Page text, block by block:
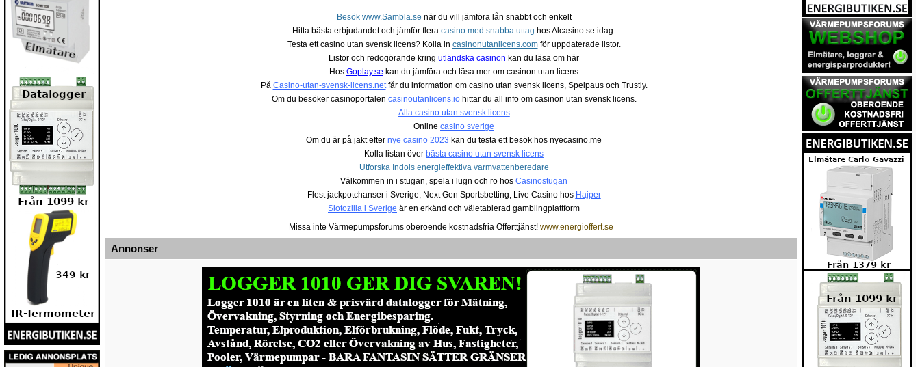
Besök www.Sambla.se när du vill jämföra lån snabbt och enkelt
Hitta bästa erbjudandet och jämför flera casino med snabba uttag hos Alcasino.se idag.
Testa ett casino utan svensk licens? Kolla in casinonutanlicens.comför uppdaterade listor.
Listor och redogörande kring utländska casinon kan du läsa om här
Hos Goplay.se kan du jämföra och läsa mer om casinon utan licens
På Casino-utan-svensk-licens.netfår du information om casino utan svensk licens, Spelpaus och Trustly.
Om du besöker casinoportalen casinoutanlicens.iohittar du all info om casinon utan svensk licens.
Alla casino utan svensk licens
Online casino sverige
Om du är på jakt efter nye casino 2023 kan du testa ett besök hos nyecasino.me
Kolla listan över bästa casino utan svensk licens
Utforska Indols energieffektiva varmvattenberedare
Välkommen in i stugan, spela i lugn och ro hos Casinostugan
Flest jackpotchanser i Sverige, Next Gen Sportsbetting, Live Casino hos Hajper
Slotozilla i Sverige är en erkänd och väletablerad gamblingplattform
Missa inte Värmepumpsforums oberoende kostnadsfria Offerttjänst! www.energioffert.se
Annonser